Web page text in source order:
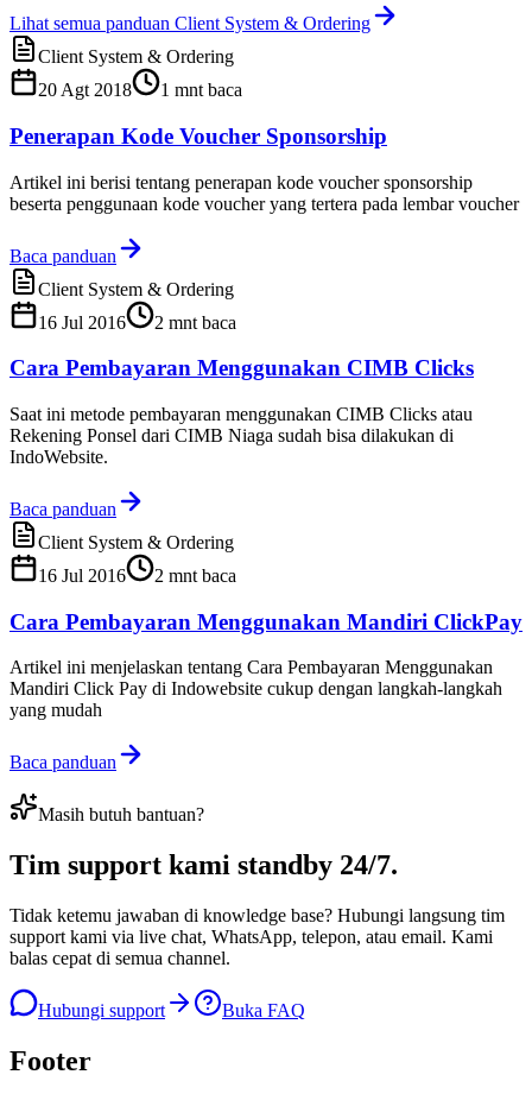
Lihat semua panduan Client System & Ordering
Client System & Ordering
20 Agt 2018
1 mnt baca
Penerapan Kode Voucher Sponsorship
Artikel ini berisi tentang penerapan kode voucher sponsorship
beserta penggunaan kode voucher yang tertera pada lembar voucher
Baca panduan
Client System & Ordering
16 Jul 2016
2 mnt baca
Cara Pembayaran Menggunakan CIMB Clicks
Saat ini metode pembayaran menggunakan CIMB Clicks atau
Rekening Ponsel dari CIMB Niaga sudah bisa dilakukan di
IndoWebsite.
Baca panduan
Client System & Ordering
16 Jul 2016
2 mnt baca
Cara Pembayaran Menggunakan Mandiri ClickPay
Artikel ini menjelaskan tentang Cara Pembayaran Menggunakan
Mandiri Click Pay di Indowebsite cukup dengan langkah-langkah
yang mudah
Baca panduan
Masih butuh bantuan?
Tim support kami standby 24/7.
Tidak ketemu jawaban di knowledge base? Hubungi langsung tim
support kami via live chat, WhatsApp, telepon, atau email. Kami
balas cepat di semua channel.
Hubungi support Buka FAQ
Footer